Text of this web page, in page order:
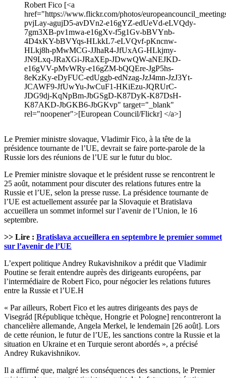
Robert Fico [<a
href="https://www.flickr.com/photos/
pvjLay-agujD5-avDVn2-e16gYZ-edUeVd-eLVQdy-
7gm3XB-pv1mwa-e16gXv-f5g1Gv-bBVYnb-
4D4xKY-bBVYqs-HLkkL7-eLVQvf-pKncnw-
HLkj8h-pMwMCG-JJhaR4-JfUxAG-HLkjmy-
JN9Lxq-JRaXGi-JRaXEp-JDwwQW-aNEJKD-
e16gVV-pMvWRy-e16gZM-bQQEre-JgP5hs-
8eKzKy-eDyFUC-edUggb-edNzag-JzJ4mn-JzJ3Yt-
JCAWF9-JfUwYu-JwCuF1-HKiEzu-JQRUrC-
JDG9dj-KqNpBm-JbGSgD-K87DyK-K87DsH-
K87AKD-JbGKB6-JbGKvp" target="_blank"
rel="noopener">[European Council/Flickr] </a>]
Le Premier ministre slovaque, Vladimir Fico, à la tête de la
présidence tournante de l’UE, devrait se faire porte-parole de la
Russie lors des réunions de l’UE sur le futur du bloc.
Le Premier ministre slovaque et le président russe se rencontrent le
25 août, notamment pour discuter des relations futures entre la
Russie et l’UE, selon la presse russe. La présidence tournante de
l’UE est actuellement assurée par la Slovaquie et Bratislava
accueillera un sommet informel sur l’avenir de l’Union, le 16
septembre.
>> Lire : Bratislava accueillera en septembre le premier sommet
sur l’avenir de l’UE
L’expert politique Andrey Rukavishnikov a prédit que Vladimir
Poutine se ferait entendre auprès des dirigeants européens, par
l’intermédiaire de Robert Fico, pour négocier les relations futures
entre la Russie et l’UE.H
« Par ailleurs, Robert Fico et les autres dirigeants des pays de
Visegrád [République tchèque, Hongrie et Pologne] rencontreront la
chancelière allemande, Angela Merkel, le lendemain [26 août]. Lors
de cette réunion, le futur de l’UE, les sanctions contre la Russie et la
situation en Ukraine et en Turquie seront abordés », a précisé
Andrey Rukavishnikov.
Il a affirmé que, malgré les conséquences des sanctions, le Premier